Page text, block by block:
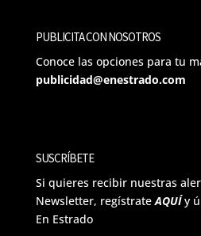
PUBLICITA CON NOSOTROS
Conoce las opciones para tu
publicidad@enestrado.com
SUSCRÍBETE
Si quieres recibir nuestras
Newsletter, regístrateAQUÍ y
En Estrado